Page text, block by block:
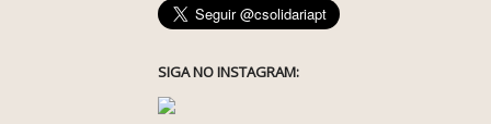
SIGA NO INSTAGRAM: